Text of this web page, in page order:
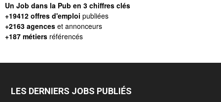
Un Job dans la Pub en 3 chiffres clés
+19412 offres d'emploi publiées
+2163 agences et annonceurs
+187 métiers référencés
LES DERNIERS JOBS PUBLIÉS